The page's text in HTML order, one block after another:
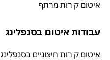
איטום קירות מרתף
עבודות איטום בסנפלינג
איטום קירות חיצוניים בסנפלינג